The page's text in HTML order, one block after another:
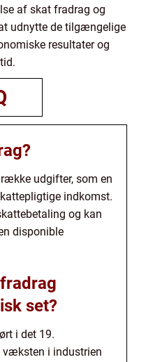
af skat fradrag og
udnytte de tilgængelige
resultater og
udgifter, som en
indkomst.
og kan
disponible
set?
i det 19.
væksten i industrien